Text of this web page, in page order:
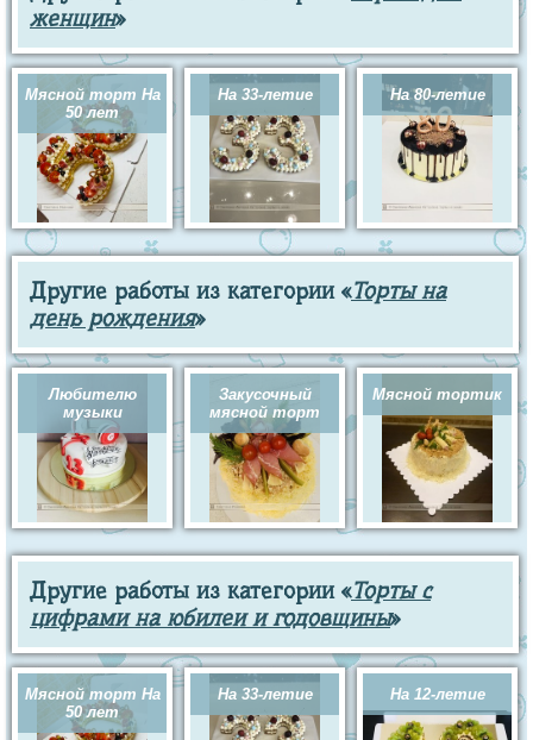
женщин»
Мясной торт На
50 лет
На 33-летие На 80-летие
Другие работы из категории «Торты на
день рождения»
Любителю
музыки
Закусочный
мясной торт
Мясной тортик
Другие работы из категории «Торты с
цифрами на юбилеи и годовщины»
Мясной торт На
50 лет
На 33-летие На 12-летие